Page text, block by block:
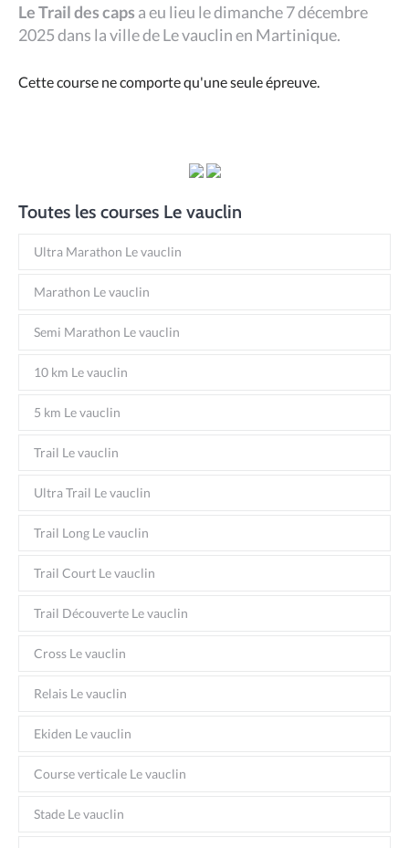
Le Trail des caps a eu lieu le dimanche 7 décembre
2025 dans la ville de Le vauclin en Martinique.
Cette course ne comporte qu'une seule épreuve.
Toutes les courses Le vauclin
Ultra Marathon Le vauclin
Marathon Le vauclin
Semi Marathon Le vauclin
10 km Le vauclin
5 km Le vauclin
Trail Le vauclin
Ultra Trail Le vauclin
Trail Long Le vauclin
Trail Court Le vauclin
Trail Découverte Le vauclin
Cross Le vauclin
Relais Le vauclin
Ekiden Le vauclin
Course verticale Le vauclin
Stade Le vauclin